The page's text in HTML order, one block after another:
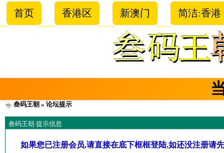
首页 香港区 新澳门 简洁:香港
叁码王朝 » 论坛提示
叁码王朝 提示信息
如果您已注册会员,请直接在底下框框登陆,如还没注册请